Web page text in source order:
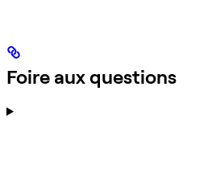
Foire aux questions